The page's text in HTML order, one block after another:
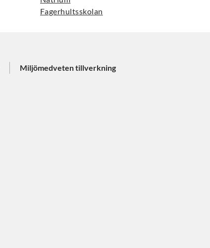
Fagerhultsskolan
Miljömedveten tillverkning